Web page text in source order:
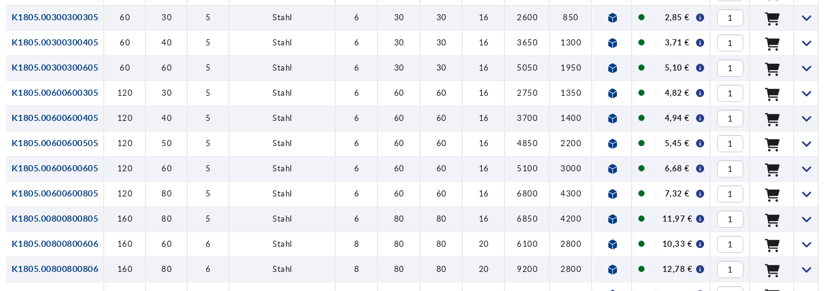
K1805.00300300305 60 30 5 Stahl 6 30 30 16 2600 850 2,85 €
K1805.00300300405 60 40 5 Stahl 6 30 30 16 3650 1300 3,71 €
K1805.00300300605 60 60 5 Stahl 6 30 30 16 5050 1950 5,10 €
K1805.00600600305 120 30 5 Stahl 6 60 60 16 2750 1350 4,82 €
K1805.00600600405 120 40 5 Stahl 6 60 60 16 3700 1400 4,94 €
K1805.00600600505 120 50 5 Stahl 6 60 60 16 4850 2200 5,45 €
K1805.00600600605 120 60 5 Stahl 6 60 60 16 5100 3000 6,68 €
K1805.00600600805 120 80 5 Stahl 6 60 60 16 6800 4300 7,32 €
K1805.00800800805 160 80 5 Stahl 6 80 80 16 6850 4200 11,97 €
K1805.00800800606 160 60 6 Stahl 8 80 80 20 6100 2800 10,33 €
K1805.00800800806 160 80 6 Stahl 8 80 80 20 9200 2800 12,78 €